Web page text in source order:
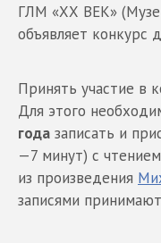
ГЛМ «ХХ ВЕК»
объявляет конкурс
Принять участие в
Для этого
года записать и
—7 минут) с
из произведения
записями